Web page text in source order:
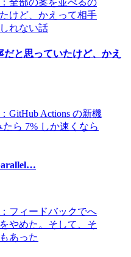
と思っていたけど、かえ